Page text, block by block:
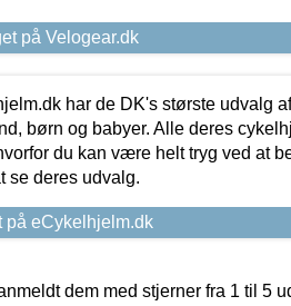
på Velogear.dk
har de DK's største udvalg
børn og babyer. Alle deres
du kan være helt tryg ved at
se deres udvalg.
på eCykelhjelm.dk
dem med stjerner fra 1 til 5